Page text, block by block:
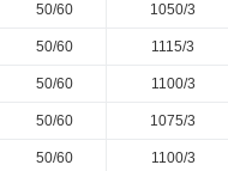
50/60 1050/3
50/60 1115/3
50/60 1100/3
50/60 1075/3
50/60 1100/3